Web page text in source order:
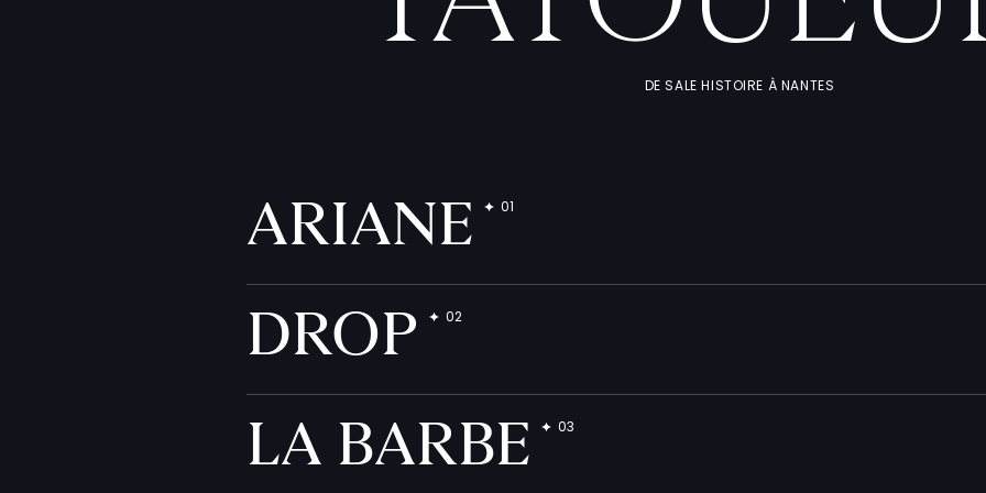
DE SALE HISTOIRE À NANTES
ARIANE
DROP
LA BARBE